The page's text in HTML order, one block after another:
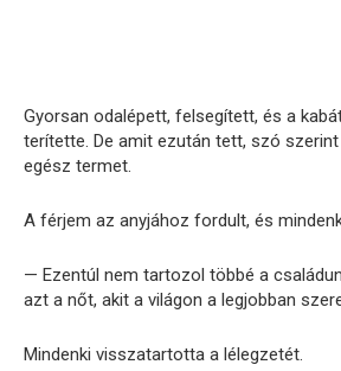
Gyorsan odalépett, felsegített, és a
terítette. De amit ezután tett, szó
egész termet.
A férjem az anyjához fordult, és
— Ezentúl nem tartozol többé a
azt a nőt, akit a világon a legjobban
Mindenki visszatartotta a lélegzetét.